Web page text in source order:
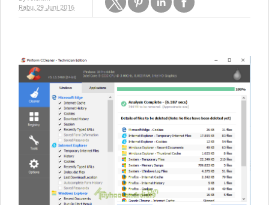
Rabu, 29 Juni 2016